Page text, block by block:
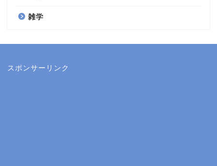
雑学
スポンサーリンク